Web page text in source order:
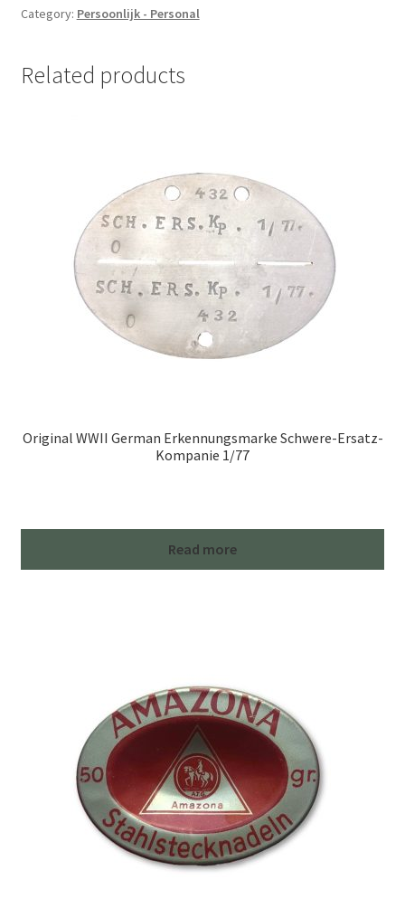
Category: Persoonlijk - Personal
Related products
Original WWII German Erkennungsmarke Schwere-Ersatz-
Kompanie 1/77
Read more